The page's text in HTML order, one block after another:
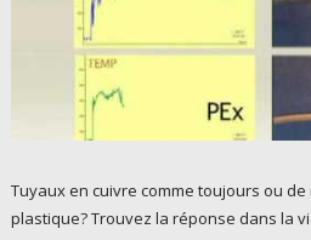
Tuyaux en cuivre comme toujours ou
plastique? Trouvez la réponse dans la